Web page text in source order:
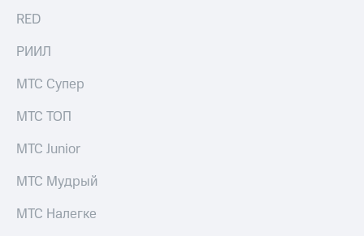
RED
РИИЛ
МТС Супер
МТС ТОП
МТС Junior
МТС Мудрый
МТС Налегке